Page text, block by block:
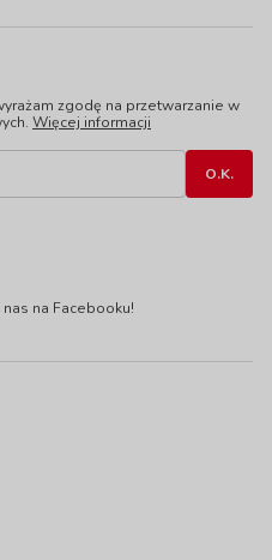
zgodę na przetwarzanie w
Więcej informacji
na Facebooku!